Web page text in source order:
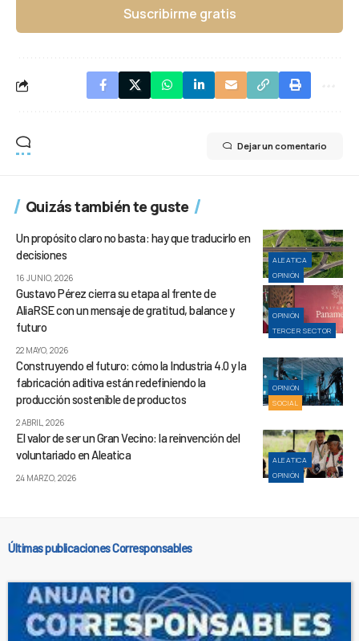
Suscribirme gratis
Dejar un comentario
Quizás también te guste
ALEATICA
OPINIÓN
Un propósito claro no basta: hay que traducirlo en
decisiones
16 JUNIO, 2026
OPINIÓN
TERCER SECTOR
Gustavo Pérez cierra su etapa al frente de
AliaRSE con un mensaje de gratitud, balance y
futuro
22 MAYO, 2026
OPINIÓN
SOCIAL
Construyendo el futuro: cómo la Industria 4.0 y la
fabricación aditiva están redefiniendo la
producción sostenible de productos
2 ABRIL, 2026
ALEATICA
OPINIÓN
El valor de ser un Gran Vecino: la reinvención del
voluntariado en Aleatica
24 MARZO, 2026
Últimas publicaciones Corresponsables